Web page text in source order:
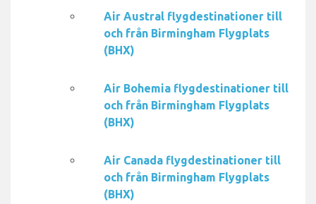
Air Austral flygdestinationer till
och från Birmingham Flygplats
(BHX)
Air Bohemia flygdestinationer till
och från Birmingham Flygplats
(BHX)
Air Canada flygdestinationer till
och från Birmingham Flygplats
(BHX)